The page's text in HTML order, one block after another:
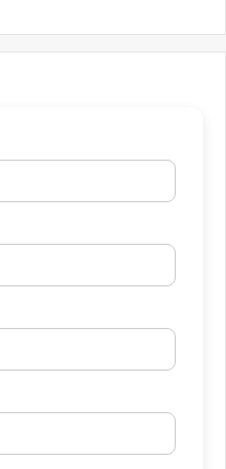
Qualité Tanger – Postulez